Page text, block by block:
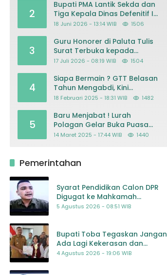
2
Bupati PMA Lantik Sekda dan
Tiga Kepala Dinas Defenitif Ini
orangnya
18 Juni 2026 - 13:14 WIB 1506
3
Guru Honorer di Paluta Tulis
Surat Terbuka kepada
Presiden Prabowo, Mohon
Kriminalisasi
17 Juli 2026 - 08:19 WIB 1504
4
Siapa Bermain ? GTT Belasan
Tahun Mengabdi, Kini
Dikeluarkan Sepihak Dari
18 Februari 2025 - 18:31 WIB 1482
5
Baru Menjabat ! Lurah
Polagan Gelar Buka Puasa
Bersama
14 Maret 2025 - 17:44 WIB 1440
Pemerintahan
Syarat Pendidikan Calon DPR
Digugat ke Mahkamah
Konstitusi
5 Agustus 2026 - 08:51 WIB
Bupati Toba Tegaskan Jangan
Ada Lagi Kekerasan dan
Bullying Terhadap Anak,
4 Agustus 2026 - 19:06 WIB